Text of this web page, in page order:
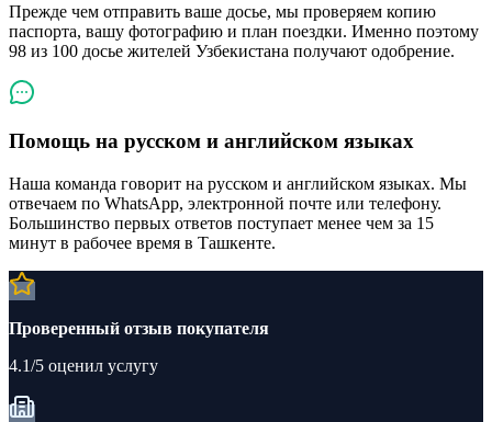
Прежде чем отправить ваше досье, мы проверяем копию
паспорта, вашу фотографию и план поездки. Именно поэтому
98 из 100 досье жителей Узбекистана получают одобрение.
Помощь на русском и английском языках
Наша команда говорит на русском и английском языках. Мы
отвечаем по WhatsApp, электронной почте или телефону.
Большинство первых ответов поступает менее чем за 15
минут в рабочее время в Ташкенте.
Проверенный отзыв покупателя
4.1/5 оценил услугу